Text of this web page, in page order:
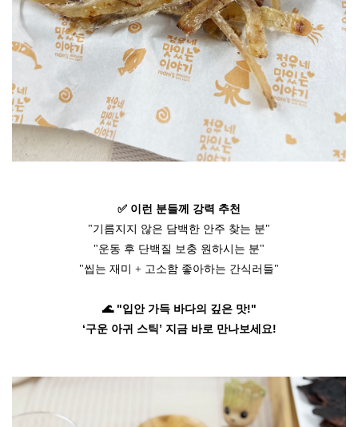
✅ 이런 분들께 강력 추천
"기름지지 않은 담백한 안주 찾는 분"
"운동 후 단백질 보충 원하시는 분"
"씹는 재미 + 고소함 좋아하는 간식러들"
🌊 "입안 가득 바다의 깊은 맛!"
‘구운 아귀 스틱’ 지금 바로 만나보세요!